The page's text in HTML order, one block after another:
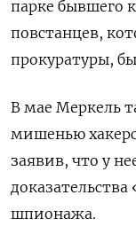
парке бывшего
повстанцев,
прокуратуры,
В мае Меркель
мишенью
заявив, что у
шпионажа.